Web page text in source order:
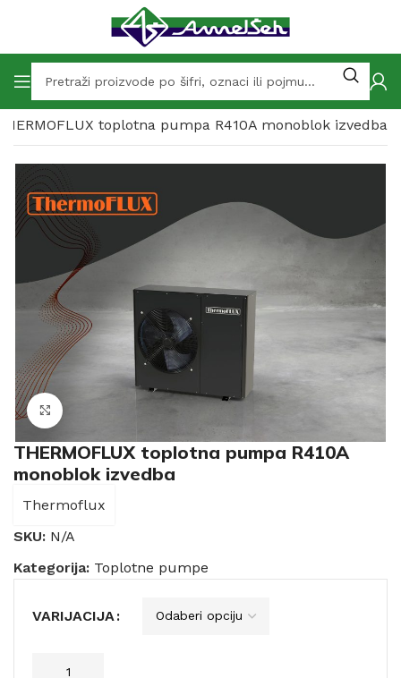
toplotna pumpa R410A monoblok izvedba
THERMOFLUX toplotna pumpa R410A
monoblok izvedba
Thermoflux
SKU: N/A
Kategorija: Toplotne pumpe
VARIJACIJA